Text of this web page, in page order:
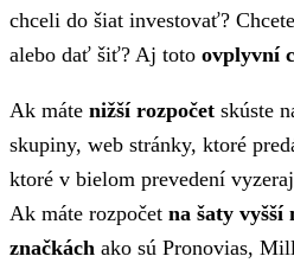
chceli do šiat investovať?
alebo dať šiť? Aj toto ovplyvní
Ak máte nižší rozpočet skúste
skupiny, web stránky, ktoré
ktoré v bielom prevedení
Ak máte rozpočet na šaty vyšší
značkách ako sú Pronovias,